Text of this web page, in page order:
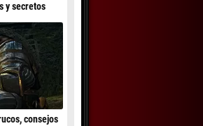
y secretos
consejos